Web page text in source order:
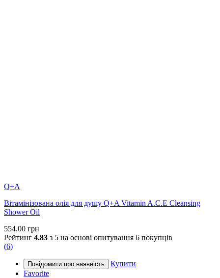
Q+A
Вітамінізована олія для душу Q+A Vitamin A.C.E Cleansing
Shower Oil
554.00 грн
Рейтинг 4.83 з 5 на основі опитування 6 покупців
(6)
Купити
Favorite